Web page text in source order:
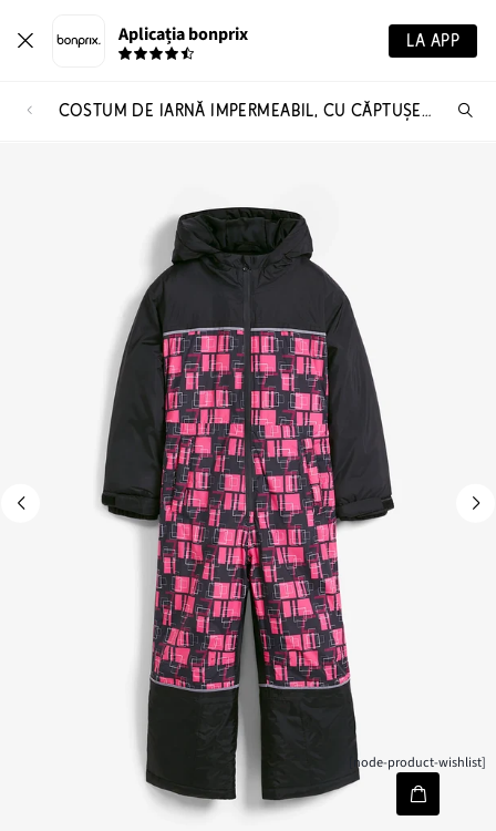
Aplicația bonprix LA APP
COSTUM DE IARNĂ IMPERMEABIL, CU CĂPTUȘEALĂ CĂLDUROASĂ
[node-product-wishlist]